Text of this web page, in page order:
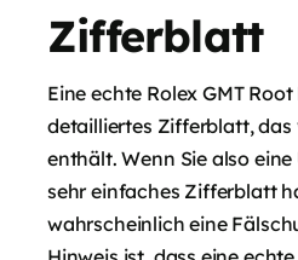
Zifferblatt
Eine echte Rolex GMT
detailliertes Zifferblatt, das
enthält. Wenn Sie also
sehr einfaches Zifferblatt
wahrscheinlich eine